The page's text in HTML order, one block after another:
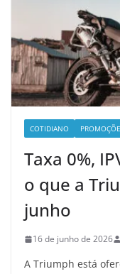
COTIDIANO
Taxa 0%,
o que a
junho
16 de junho de 2026
A Triumph está